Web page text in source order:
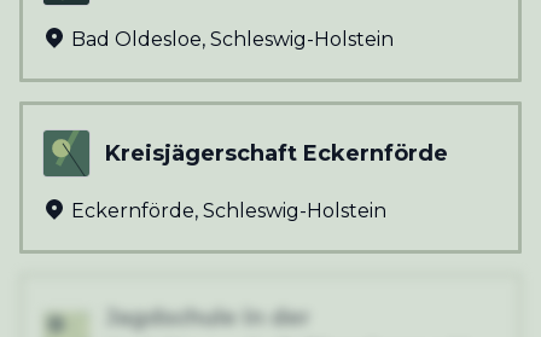
Bad Oldesloe, Schleswig-Holstein
Kreisjägerschaft Eckernförde
Eckernförde, Schleswig-Holstein
Jagdschule in der